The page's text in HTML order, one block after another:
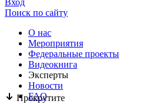
Прокрутите
Вход
Поиск по сайту
О нас
Mероприятия
Федеральные проекты
Видеокнига
Эксперты
Новости
FAQ